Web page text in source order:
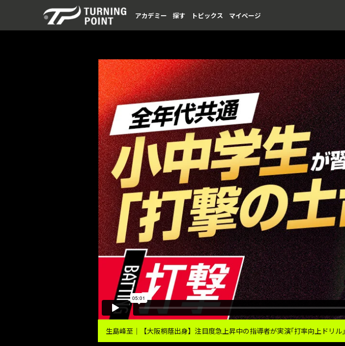
アカデミー 探す トピックス マイページ
生島峰至｜【大阪桐蔭出身】注目度急上昇中の指導者が実演｢打率向上ドリル｣